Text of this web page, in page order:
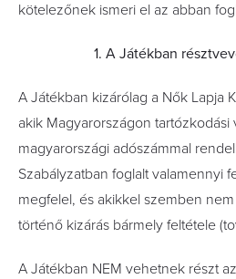
kötelezőnek ismeri el az abban
1. A Játékban
A Játékban kizárólag a Nők Lapja
akik Magyarországon tartózkodási
magyarországi adószámmal
Szabályzatban foglalt valamennyi
megfelel, és akikkel szemben
történő kizárás bármely feltétele
A Játékban NEM vehetnek részt